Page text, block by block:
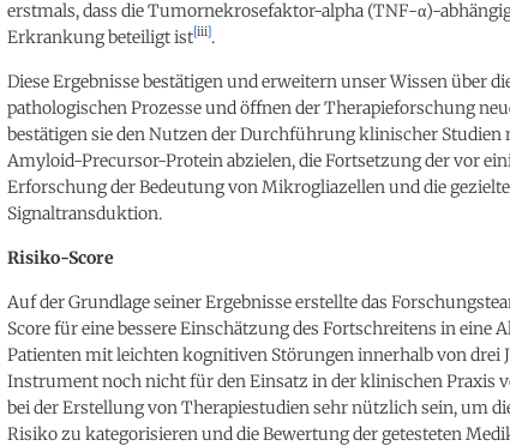
erstmals, dass die Tumornekrosefaktor-alpha (TNF-α)-
Erkrankung beteiligt ist[iii] .
Diese Ergebnisse bestätigen und erweitern unser Wissen über
pathologischen Prozesse und öffnen der Therapieforschung
bestätigen sie den Nutzen der Durchführung klinischer Studien
Amyloid-Precursor-Protein abzielen, die Fortsetzung der vor
Erforschung der Bedeutung von Mikrogliazellen und die
Signaltransduktion.
Risiko-Score
Auf der Grundlage seiner Ergebnisse erstellte das
Score für eine bessere Einschätzung des Fortschreitens in eine
Patienten mit leichten kognitiven Störungen innerhalb von drei
Instrument noch nicht für den Einsatz in der klinischen Praxis
bei der Erstellung von Therapiestudien sehr nützlich sein, um
Risiko zu kategorisieren und die Bewertung der getesteten